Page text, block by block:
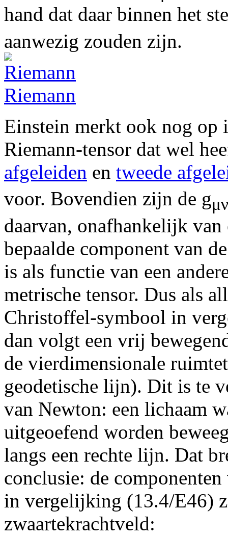
hand dat daar binnen het
aanwezig zouden zijn.
Riemann
Einstein merkt ook nog op
Riemann-tensor dat wel
afgeleiden en tweede
voor. Bovendien zijn de gμν
daarvan, onafhankelijk van
bepaalde component van
is als functie van een
metrische tensor. Dus als
Christoffel-symbool in
dan volgt een vrij
de vierdimensionale
geodetische lijn). Dit is te
van Newton: een lichaam
uitgeoefend worden
langs een rechte lijn. Dat
conclusie: de
in vergelijking (13.4/E46)
zwaartekrachtveld: